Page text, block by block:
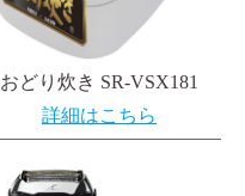
おどり炊き SR-VSX181
詳細はこちら